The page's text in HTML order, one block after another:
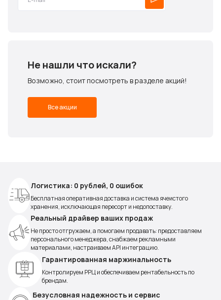
Не нашли что искали?
Возможно, стоит посмотреть в разделе акций!
Все акции
Логистика: 0 рублей, 0 ошибок
Бесплатная оперативная доставка и система ячеистого
хранения, исключающая пересорт и недопоставку.
Реальный драйвер ваших продаж
Не просто отгружаем, а помогаем продавать: предоставляем
персонального менеджера, снабжаем рекламными
материалами, настраиваем API интеграцию.
Гарантированная маржинальность
Контролируем РРЦ и обеспечиваем рентабельность по
брендам.
Безусловная надежность и сервис